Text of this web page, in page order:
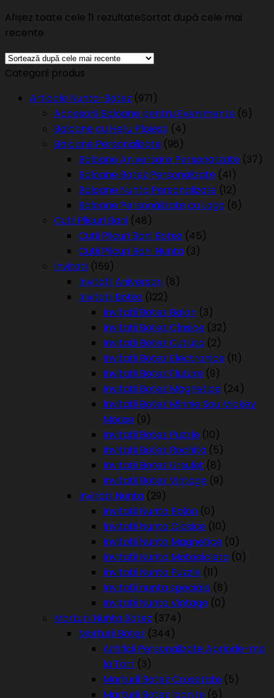
Afișez toate cele 11 rezultateSortat după cele mai
recente
Categorii produs
Articole Nunta-Botez (971)
Accesorii Baloane pentru Evenimente (6)
Baloane cu Heliu Ploiesti (4)
Baloane Personalizate (96)
Baloane Aniversare Personalizate (37)
Baloane Botez Personalizate (41)
Baloane Nunta Personalizate (12)
Baloane Personalizate cu Logo (6)
Cutii Plicuri Bani (48)
Cutii Plicuri Bani Botez (45)
Cutii Plicuri Bani Nunta (3)
Invitatii (159)
Invitatii Aniversari (8)
Invitatii Botez (122)
Invitatii Botez Balon (3)
Invitatii Botez Clasice (32)
Invitatii Botez Cutiuta (2)
Invitatii Botez Electronice (11)
Invitatii Botez Fluture (9)
Invitatii Botez Magnetice (24)
Invitatii Botez Minnie Sau Mickey
Mouse (9)
Invitatii Botez Puzzle (10)
Invitatii Botez Rochita (5)
Invitatii Botez Ursulet (8)
Invitatii Botez Vintage (9)
Invitatii Nunta (29)
Invitatii Nunta Balon (0)
Invitatii Nunta Clasice (10)
Invitatii Nunta Magnetice (0)
Invitatii Nunta Motocicleta (0)
Invitatii Nunta Puzzle (11)
Invitatii nunta speciale (8)
Invitatii Nunta Vintage (0)
Marturii Nunta Botez (374)
Marturii Botez (344)
Artificii Personalizate Aprinde-ma
la Tort (3)
Marturii Botez Crosetate (5)
Marturii Botez Iconite (6)